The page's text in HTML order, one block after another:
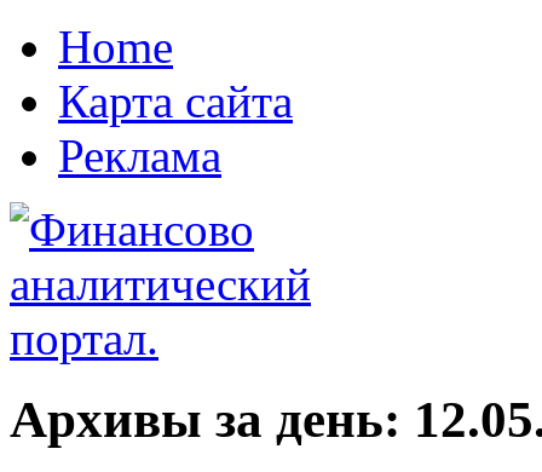
Home
Карта сайта
Реклама
Архивы за день: